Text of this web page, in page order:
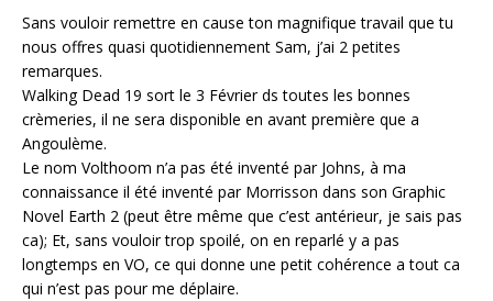
Sans vouloir remettre en cause ton magnifique travail que tu
nous offres quasi quotidiennement Sam, j’ai 2 petites
remarques.
Walking Dead 19 sort le 3 Février ds toutes les bonnes
crèmeries, il ne sera disponible en avant première que a
Angoulème.
Le nom Volthoom n’a pas été inventé par Johns, à ma
connaissance il été inventé par Morrisson dans son Graphic
Novel Earth 2 (peut être même que c’est antérieur, je sais pas
ca); Et, sans vouloir trop spoilé, on en reparlé y a pas
longtemps en VO, ce qui donne une petit cohérence a tout ca
qui n’est pas pour me déplaire.